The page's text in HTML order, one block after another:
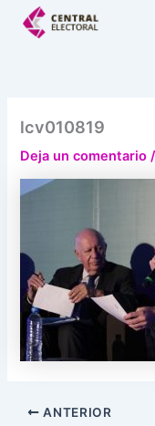
lcv010819
Deja un comentario
ANTERIOR